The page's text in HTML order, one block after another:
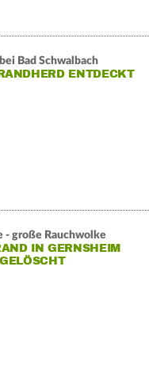
Bad Schwalbach
ENTDECKT
- große Rauchwolke
IN GERNSHEIM E